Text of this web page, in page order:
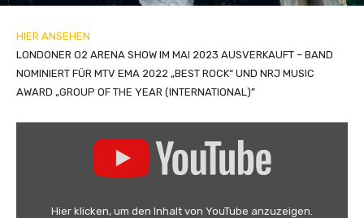
HIER ANSEHEN
LONDONER O2 ARENA SHOW IM MAI 2023 AUSVERKAUFT – BAND
NOMINIERT FÜR MTV EMA 2022 „BEST ROCK“ UND NRJ MUSIC
AWARD „GROUP OF THE YEAR (INTERNATIONAL)”
Hier klicken, um den Inhalt von YouTube anzuzeigen.